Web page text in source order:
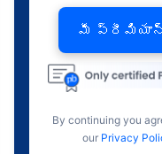
మీ
By continuing you
our Privacy